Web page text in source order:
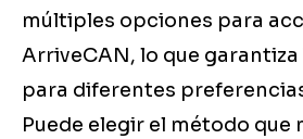
múltiples opciones para
ArriveCAN, lo que
para diferentes
Puede elegir el método que